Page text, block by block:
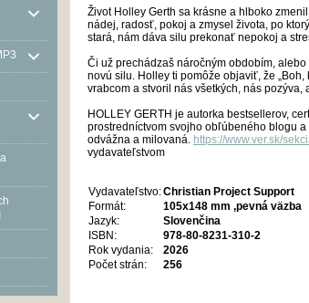
Život Holley Gerth sa krásne a hlboko
nádej, radosť, pokoj a zmysel života, po
stará, nám dáva silu prekonať nepokoj a
Či už prechádzaš náročným obdobím,
novú silu. Holley ti pomôže objaviť, že
vrabcom a stvoril nás všetkých, nás
HOLLEY GERTH je autorka bestsellerov,
prostredníctvom svojho obľúbeného blogu
odvážna a milovaná. https://www.ver.sk/
vydavateľstvom
Vydavateľstvo:Christian Project Support
Formát:
105x148 mm ,pevná väzba
Jazyk:
Slovenčina
ISBN:
978-80-8231-310-2
Rok vydania:
2026
Počet strán:
256